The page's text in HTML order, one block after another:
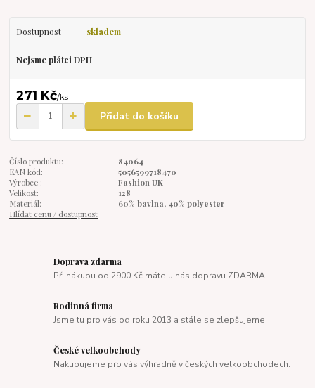
Dostupnost skladem
Nejsme plátci DPH
271 Kč/ks
Přidat do košíku
Číslo produktu:
84064
EAN kód:
5056599718470
Výrobce :
Fashion UK
Velikost:
128
Materiál:
60% bavlna, 40% polyester
Hlídat cenu / dostupnost
Doprava zdarma
Při nákupu od 2900 Kč máte u nás dopravu ZDARMA.
Rodinná firma
Jsme tu pro vás od roku 2013 a stále se zlepšujeme.
České velkoobchody
Nakupujeme pro vás výhradně v českých velkoobchodech.